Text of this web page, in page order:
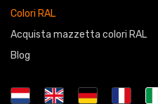
Colori RAL
Acquista mazzetta colori RAL
Blog